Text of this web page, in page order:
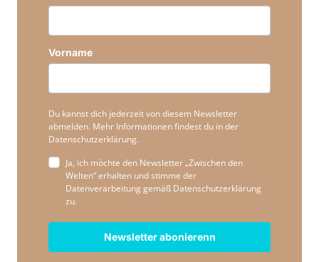
Vorname
Du kannst dich jederzeit von diesem Newsletter
abmelden. Mehr Informationen findest du in der
Datenschutzerklärung.
Ja, ich möchte den Newsletter „Zwischen den
Welten“ erhalten und stimme der
Datenverarbeitung gemäß Datenschutzerklärung
zu.
Newsletter abonierenn